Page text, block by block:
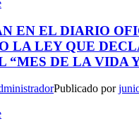
EN EL DIARIO
LA LEY QUE
“MES DE LA VIDA
Publicado por